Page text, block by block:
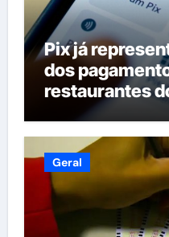
Pix já
dos
restaurantes
Geral